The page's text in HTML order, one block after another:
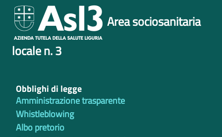
Area sociosanitaria
locale n. 3
Obblighi di legge
Amministrazione trasparente
Whistleblowing
Albo pretorio